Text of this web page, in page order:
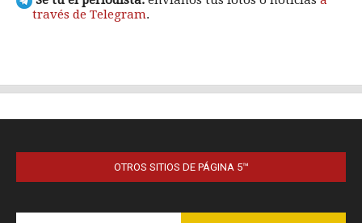
OTROS SITIOS DE PÁGINA 5™